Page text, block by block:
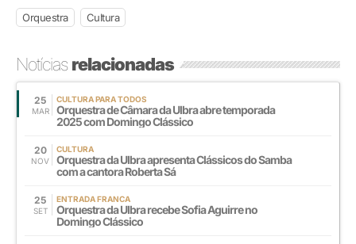
Orquestra Cultura
Notíciasrelacionadas
25
MAR
CULTURA PARA TODOS
Orquestra de Câmara da Ulbra abre temporada
2025 com Domingo Clássico
20
NOV
CULTURA
Orquestra da Ulbra apresenta Clássicos do Samba
com a cantora Roberta Sá
25
SET
ENTRADA FRANCA
Orquestra da Ulbra recebe Sofia Aguirre no
Domingo Clássico